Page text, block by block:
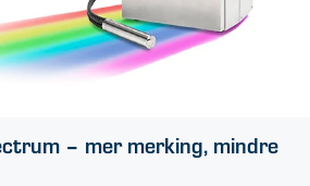
– mer merking, mindre